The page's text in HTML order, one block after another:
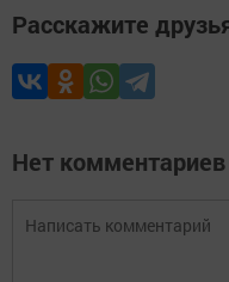
Расскажите
Нет комментариев